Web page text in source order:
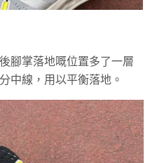
腳掌落地嘅位置多了一層
中線，用以平衡落地。